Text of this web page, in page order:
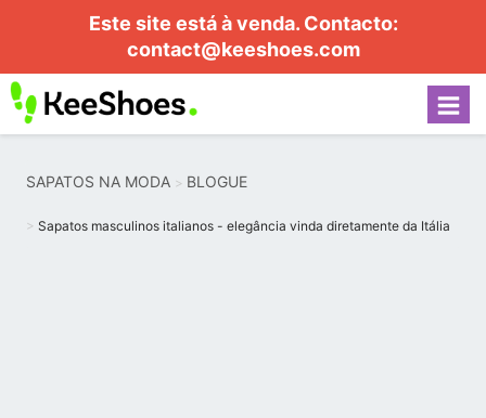
Este site está à venda. Contacto:
contact@keeshoes.com
SAPATOS NA MODA BLOGUE
Sapatos masculinos italianos - elegância vinda diretamente da Itália